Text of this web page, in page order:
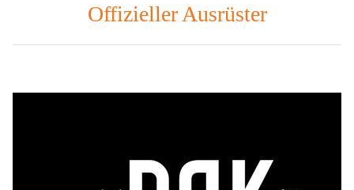
Offizieller Ausrüster